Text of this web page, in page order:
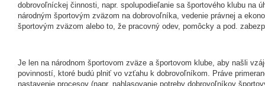
dobrovoľníckej činnosti, napr. spolupodieľanie sa športového klubu na
národným športovým zväzom na dobrovoľníka, vedenie právnej a
športovým zväzom alebo to, že pracovný odev, pomôcky a pod.
Je len na národnom športovom zväze a športovom klube, aby našli
povinností, ktoré budú plniť vo vzťahu k dobrovoľníkom. Práve
nastavenie procesov (napr. nahlasovanie potreby dobrovoľníkov